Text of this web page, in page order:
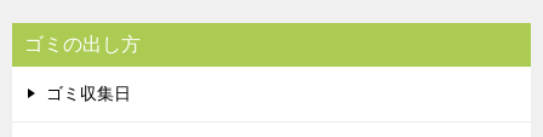
ゴミの出し方
ゴミ収集日